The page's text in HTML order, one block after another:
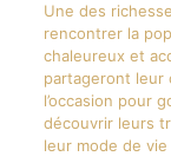
Une des
rencontrer la
chaleureux et
partageront leur
l’occasion pour
découvrir leurs
leur mode de vie